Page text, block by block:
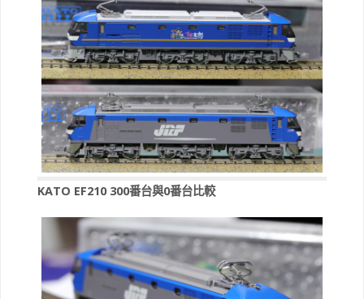
KATO EF210 300番台與0番台比較